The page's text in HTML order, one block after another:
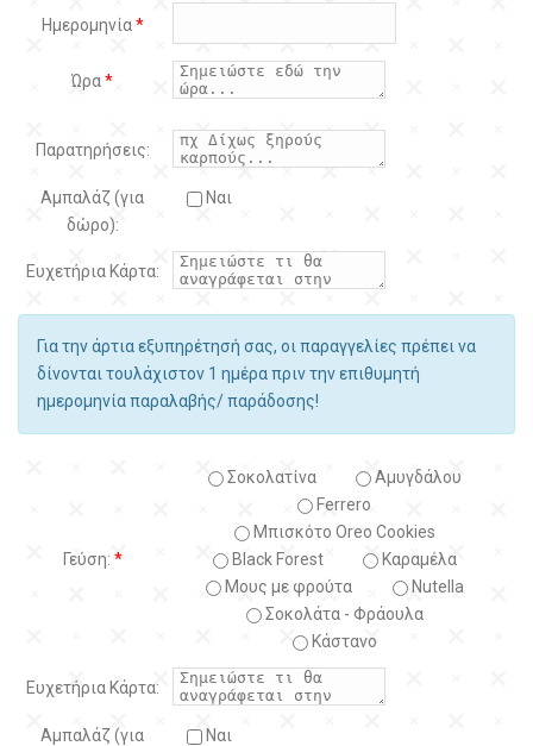
Ημερομηνία*
Ώρα*
Παρατηρήσεις:
Αμπαλάζ (για
δώρο):
Ναι
Ευχετήρια Κάρτα:
Για την άρτια εξυπηρέτησή σας, οι παραγγελίες πρέπει να
δίνονται τουλάχιστον 1 ημέρα πριν την επιθυμητή
ημερομηνία παραλαβής/ παράδοσης!
Γεύση: *
Σοκολατίνα
Αμυγδάλου
Ferrero
Μπισκότο Oreo Cookies
Black Forest
Kαραμέλα
Μους με φρούτα
Nutella
Σοκολάτα - Φράουλα
Κάστανο
Ευχετήρια Κάρτα:
Αμπαλάζ (για
Ναι